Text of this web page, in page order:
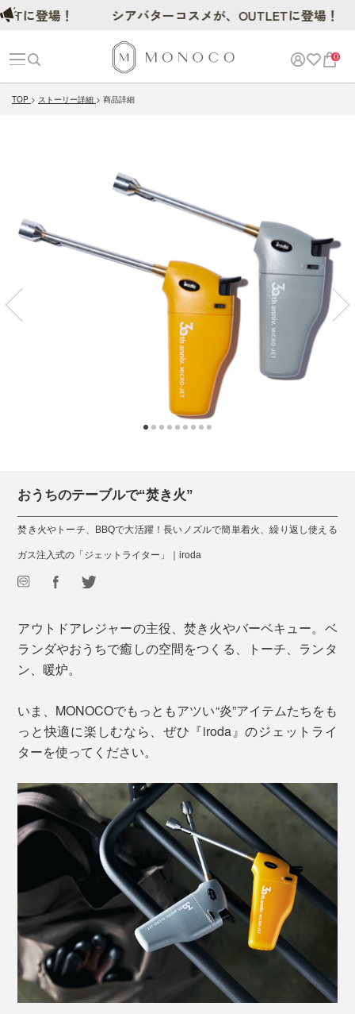
0
TOP ストーリー詳細 商品詳細
おうちのテーブルで“焚き火”
焚き火やトーチ、BBQで大活躍！長いノズルで簡単着火、繰り返し使える
ガス注入式の「ジェットライター」｜iroda
アウトドアレジャーの主役、焚き火やバーベキュー。ベ
ランダやおうちで癒しの空間をつくる、トーチ、ランタ
ン、暖炉。
いま、MONOCOでもっともアツい“炎”アイテムたちをも
っと快適に楽しむなら、ぜひ『iroda』のジェットライ
ターを使ってください。
登場！ シアバターコスメが、OUTLETに登場！